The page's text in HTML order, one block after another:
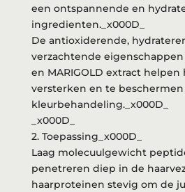
een ontspannende en
ingredienten._x000D_
De antioxiderende,
verzachtende eigenschappen
en MARIGOLD extract helpen
versterken en te
kleurbehandeling._x000D_
_x000D_
2. Toepassing_x000D_
Laag molecuulgewicht
penetreren diep in de
haarproteinen stevig om de